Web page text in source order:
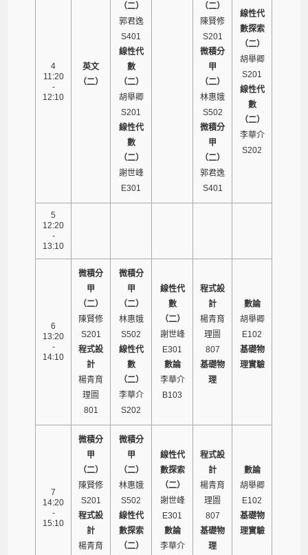
4
11:20
-
12:10
英文
（二）
（二）
郭君逸
S401
線性代
數
（二）
胡舉卿
S201
線性代
數
（二）
謝世峰
E301
（二）
陳賢修
S201
微積分
甲
（二）
林惠娥
S502
微積分
甲
（二）
郭君逸
S401
線性代
數探索
（二）
胡舉卿
S201
線性代
數
（二）
李華介
S202
5
12:20
-
13:10
6
13:20
-
14:10
微積分
甲
（二）
陳賢修
S201
程式設
計
楊青育
理圖
801
微積分
甲
（二）
林惠娥
S502
線性代
數
（二）
李華介
S202
線性代
數
（二）
謝世峰
E301
數論
李華介
B103
程式設
計
楊青育
理圖
807
基礎物
理
數論
胡舉卿
E102
基礎物
理實驗
7
14:20
-
15:10
微積分
甲
（二）
陳賢修
S201
程式設
計
楊青育
微積分
甲
（二）
林惠娥
S502
線性代
數探索
（二）
線性代
數探索
（二）
謝世峰
E301
數論
李華介
程式設
計
楊青育
理圖
807
基礎物
理
數論
胡舉卿
E102
基礎物
理實驗